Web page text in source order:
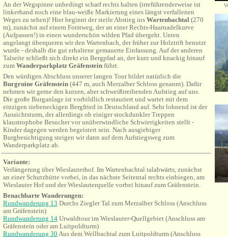
An der Wegspinne unbedingt scharf rechts halten (irreführenderweise ist
linkerhand noch eine blau-weiße Markierung eines längst verfallenen
Weges zu sehen)! Hier beginnt der steile Abstieg ins Wartenbachtal (270
m), zunächst auf einem Forstweg, der an einer Rechts-Haarnadelkurve
(Aufpassen!) in einen wunderschön wilden Pfad übergeht. Unten
angelangt überqueren wir den Wartenbach, der früher zur Holztrift benutzt
wurde - deshalb die gut erhaltene gemauerte Einfassung. Auf der anderen
Talseite schließt sich direkt ein Bergpfad an, der kurz und knackig hinauf
zum Wanderparkplatz Gräfenstein führt.
Den würdigen Abschluss unserer langen Tour bildet natürlich die
Burgruine Gräfenstein (447 m, auch Merzalber Schloss genannt). Dafür
nehmen wir gerne den kurzen, aber schweißtreibenden Aufstieg auf uns.
Die große Burganlage ist vorbildlich restauriert und wartet mit dem
einzigen siebeneckigen Bergfried in Deutschland auf. Sehr lohnend ist der
Aussichtsturm, der allerdings ob einiger stockdunkler Treppen
klaustrophobe Besucher vor unüberwindliche Schwierigkeiten stellt -
Kinder dagegen werden begeistert sein. Nach ausgiebiger
Burgbesichtigung steigen wir dann auf dem Aufstiegsweg zum
Wanderparkplatz ab.
Variante:
Verlängerung über Wieslauterhof. Im Wartenbachtal talabwärts, zunächst
an einer Schutzhütte vorbei, in das nächste Seitental rechts einbiegen, am
Wieslauter Hof und der Wieslauterquelle vorbei hinauf zum Gräfenstein.
Benachbarte Wanderungen:
Rundwanderung 13 Durchs ZieglerTal zum Merzalber Schloss (Anschluss
am Gräfenstein)
Rundwanderung 14 Urwaldtour im Wieslauter-Quellgebiet (Anschluss am
Gräfenstein oder am Luitpoldturm)
Rundwanderung 30 Aus dem Wellbachtal zum Luitpoldturm (Anschluss